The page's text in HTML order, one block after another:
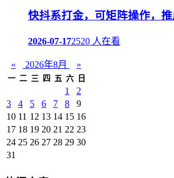
快抖系打金，可矩阵操作，推
2026-07-172520 人在看
« 2026年8月 »
一 二 三 四 五 六 日
1
2
3
4 5 6 7 8
9
10 11 12 13 14 15 16
17 18 19 20 21 22 23
24 25 26 27 28 29 30
31